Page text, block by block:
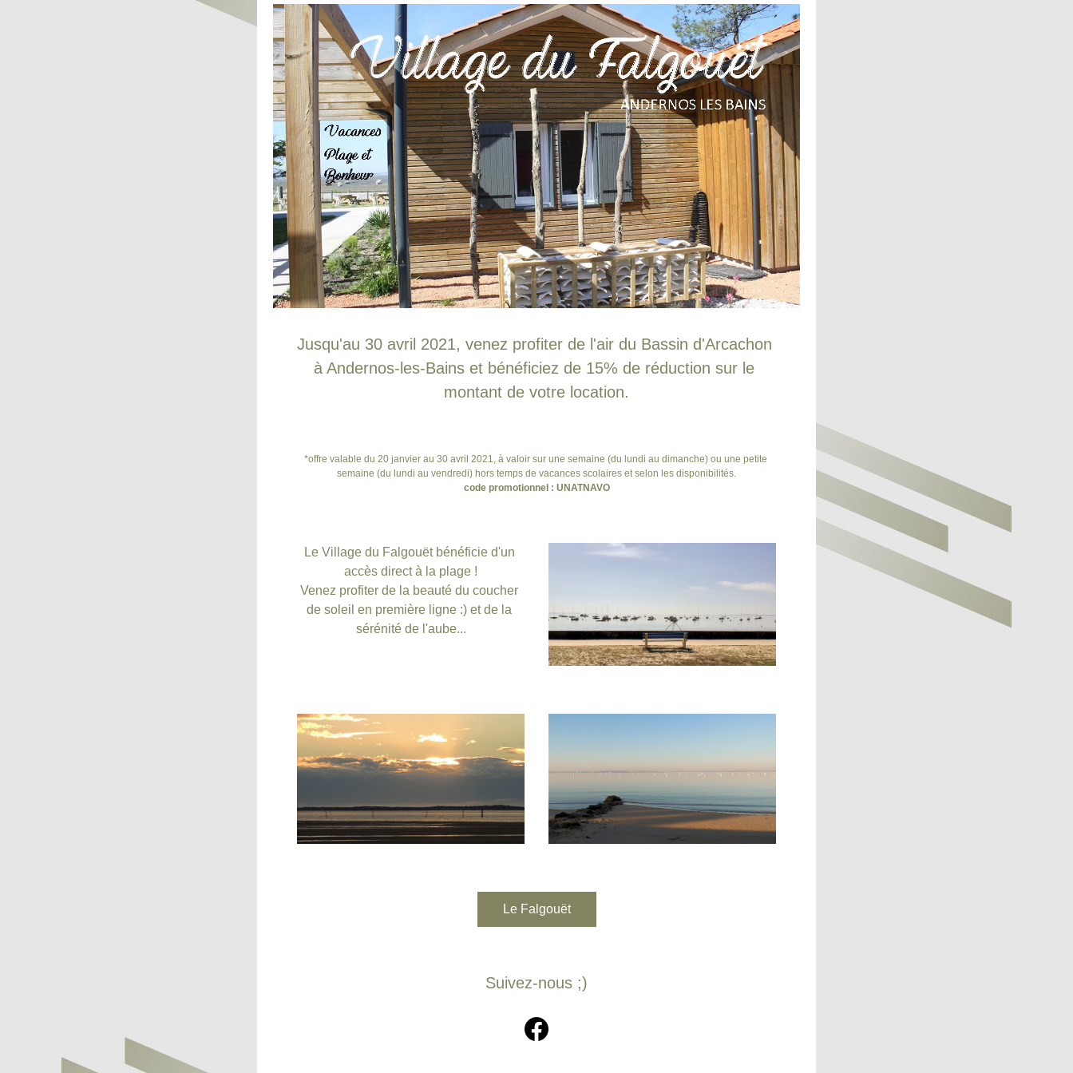
Jusqu'au 30 avril 2021, venez profiter de l'air du Bassin d'Arcachon
à Andernos-les-Bains et bénéficiez de 15% de réduction sur le
montant de votre location.
*offre valable du 20 janvier au 30 avril 2021, à valoir sur une semaine (du lundi au dimanche) ou une petite
semaine (du lundi au vendredi) hors temps de vacances scolaires et selon les disponibilités.
code promotionnel : UNATNAVO
Le Village du Falgouët bénéficie d'un
accès direct à la plage !
Venez profiter de la beauté du coucher
de soleil en première ligne :) et de la
sérénité de l'aube...
Le Falgouët
Suivez-nous ;)